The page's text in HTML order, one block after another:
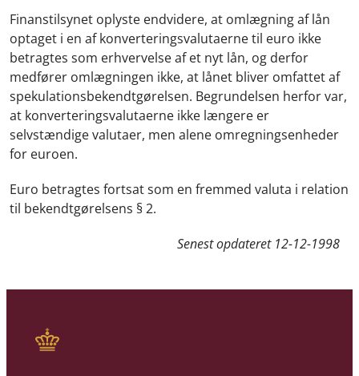
Finanstilsynet oplyste endvidere, at omlægning af lån
optaget i en af konverteringsvalutaerne til euro ikke
betragtes som erhvervelse af et nyt lån, og derfor
medfører omlægningen ikke, at lånet bliver omfattet af
spekulationsbekendtgørelsen. Begrundelsen herfor var,
at konverteringsvalutaerne ikke længere er
selvstændige valutaer, men alene omregningsenheder
for euroen.
Euro betragtes fortsat som en fremmed valuta i relation
til bekendtgørelsens § 2.
Senest opdateret 12-12-1998